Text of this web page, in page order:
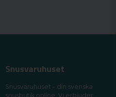
Snusvaruhuset
Snusvaruhuset – din svenska
snusbutik online. Vi erbjuder